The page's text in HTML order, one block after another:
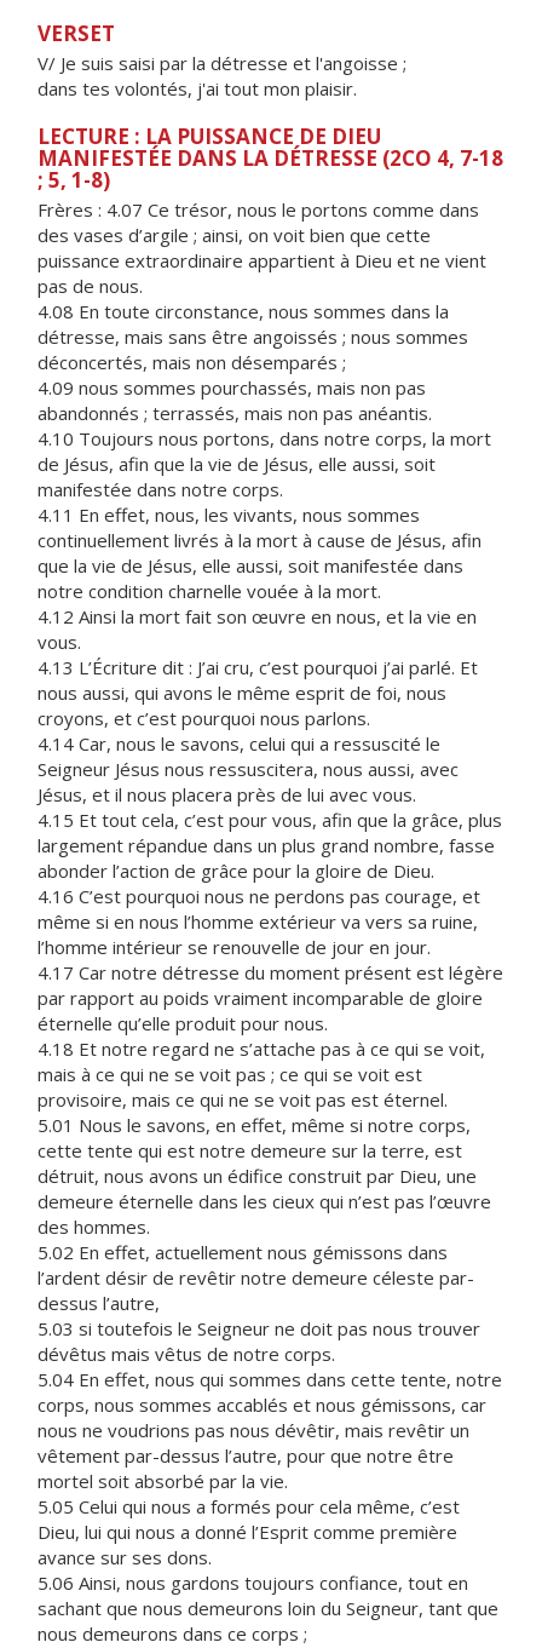
VERSET
V/ Je suis saisi par la détresse et l'angoisse ;
dans tes volontés, j'ai tout mon plaisir.
LECTURE : LA PUISSANCE DE DIEU
MANIFESTÉE DANS LA DÉTRESSE (2CO 4, 7-18
; 5, 1-8)
Frères : 4.07 Ce trésor, nous le portons comme dans
des vases d’argile ; ainsi, on voit bien que cette
puissance extraordinaire appartient à Dieu et ne vient
pas de nous.
4.08 En toute circonstance, nous sommes dans la
détresse, mais sans être angoissés ; nous sommes
déconcertés, mais non désemparés ;
4.09 nous sommes pourchassés, mais non pas
abandonnés ; terrassés, mais non pas anéantis.
4.10 Toujours nous portons, dans notre corps, la mort
de Jésus, afin que la vie de Jésus, elle aussi, soit
manifestée dans notre corps.
4.11 En effet, nous, les vivants, nous sommes
continuellement livrés à la mort à cause de Jésus, afin
que la vie de Jésus, elle aussi, soit manifestée dans
notre condition charnelle vouée à la mort.
4.12 Ainsi la mort fait son œuvre en nous, et la vie en
vous.
4.13 L’Écriture dit : J’ai cru, c’est pourquoi j’ai parlé. Et
nous aussi, qui avons le même esprit de foi, nous
croyons, et c’est pourquoi nous parlons.
4.14 Car, nous le savons, celui qui a ressuscité le
Seigneur Jésus nous ressuscitera, nous aussi, avec
Jésus, et il nous placera près de lui avec vous.
4.15 Et tout cela, c’est pour vous, afin que la grâce, plus
largement répandue dans un plus grand nombre, fasse
abonder l’action de grâce pour la gloire de Dieu.
4.16 C’est pourquoi nous ne perdons pas courage, et
même si en nous l’homme extérieur va vers sa ruine,
l’homme intérieur se renouvelle de jour en jour.
4.17 Car notre détresse du moment présent est légère
par rapport au poids vraiment incomparable de gloire
éternelle qu’elle produit pour nous.
4.18 Et notre regard ne s’attache pas à ce qui se voit,
mais à ce qui ne se voit pas ; ce qui se voit est
provisoire, mais ce qui ne se voit pas est éternel.
5.01 Nous le savons, en effet, même si notre corps,
cette tente qui est notre demeure sur la terre, est
détruit, nous avons un édifice construit par Dieu, une
demeure éternelle dans les cieux qui n’est pas l’œuvre
des hommes.
5.02 En effet, actuellement nous gémissons dans
l’ardent désir de revêtir notre demeure céleste par-
dessus l’autre,
5.03 si toutefois le Seigneur ne doit pas nous trouver
dévêtus mais vêtus de notre corps.
5.04 En effet, nous qui sommes dans cette tente, notre
corps, nous sommes accablés et nous gémissons, car
nous ne voudrions pas nous dévêtir, mais revêtir un
vêtement par-dessus l’autre, pour que notre être
mortel soit absorbé par la vie.
5.05 Celui qui nous a formés pour cela même, c’est
Dieu, lui qui nous a donné l’Esprit comme première
avance sur ses dons.
5.06 Ainsi, nous gardons toujours confiance, tout en
sachant que nous demeurons loin du Seigneur, tant que
nous demeurons dans ce corps ;